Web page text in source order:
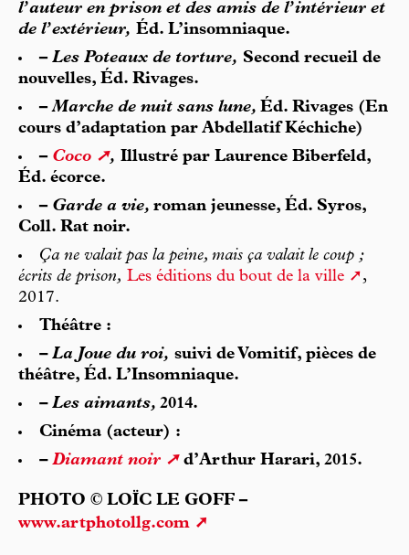
l’auteur en prison et des amis de l’intérieur et
de l’extérieur, Éd. L’insomniaque.
– Les Poteaux de torture, Second recueil de
nouvelles, Éd. Rivages.
–Marche de nuit sans lune, Éd. Rivages (En
cours d’adaptation par Abdellatif Kéchiche)
– Coco , Illustré par Laurence Biberfeld,
Éd. écorce.
– Garde a vie, roman jeunesse, Éd. Syros,
Coll. Rat noir.
Ça ne valait pas la peine, mais ça valait le coup ;
écrits de prison, Les éditions du bout de la ville
,
2017.
Théâtre :
– La Joue du roi, suivi de Vomitif, pièces de
théâtre, Éd. L’Insomniaque.
– Les aimants, 2014.
Cinéma (acteur) :
– Diamant noir d’Arthur Harari, 2015.
PHOTO © LOÏC LE GOFF –
www.artphotollg.com